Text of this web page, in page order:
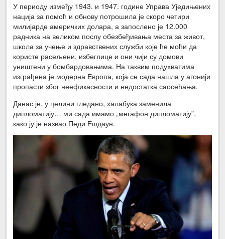
У периоду између 1943. и 1947. године Управа Уједињених
нација за помоћ и обнову потрошила је скоро четири
милијарде америчких долара, а запослено је 12.000
радника на великом послу обезбеђивања места за живот,
школа за учење и здравствених служби које ће моћи да
користе расељени, избеглице и они чији су домови
уништени у бомбардовањима. На таквим подухватима
изграђена је модерна Европа, која се сада нашла у агонији
пропасти због неефикасности и недостатка саосећања.
Данас је, у целини гледано, халабука заменила
дипломатију… ми сада имамо „мегафон дипломатију”,
како ју је назвао Педи Ешдаун.